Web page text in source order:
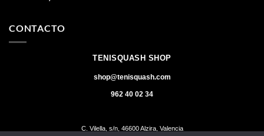
CONTACTO
TENISQUASH SHOP
shop@tenisquash.com
962 40 02 34
C. Vilella, s/n, 46600 Alzira, Valencia